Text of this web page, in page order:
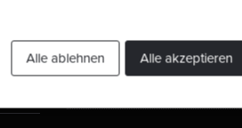
Alle akzeptieren
Alle ablehnen